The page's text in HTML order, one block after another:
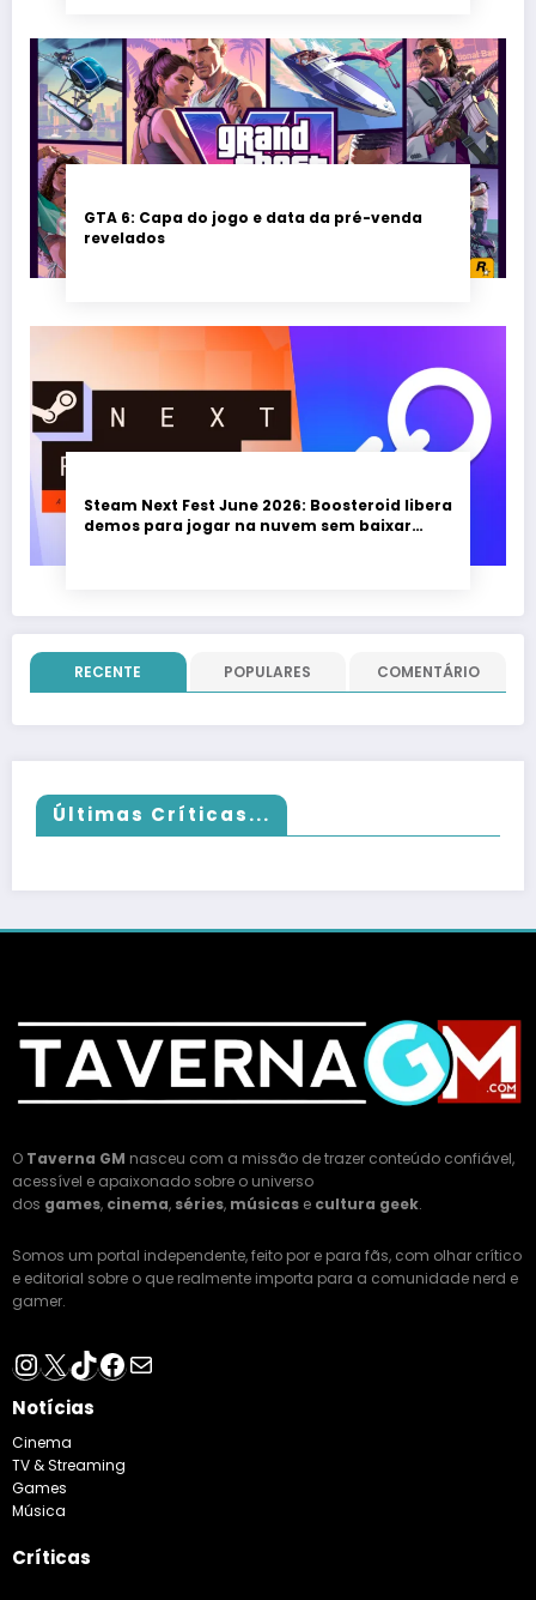
GTA 6: Capa do jogo e data da pré-venda
revelados
Steam Next Fest June 2026: Boosteroid libera
demos para jogar na nuvem sem baixar
RECENTE POPULARES COMENTÁRIO
Últimas Críticas...
O Taverna GM nasceu com a missão de trazer conteúdo confiável,
acessível e apaixonado sobre o universo
dos games, cinema, séries, músicas e cultura geek.
Somos um portal independente, feito por e para fãs, com olhar crítico
e editorial sobre o que realmente importa para a comunidade nerd e
gamer.
Instagram
X TikTok
Facebook
E-mail
Notícias
Cinema
TV & Streaming
Games
Música
Críticas